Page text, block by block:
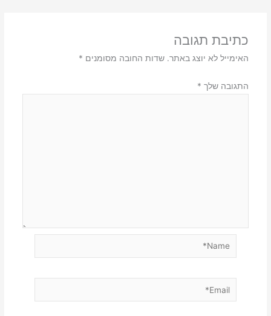
כתיבת תגובה
האימייל לא יוצג באתר. שדות החובה מסומנים *
התגובה שלך *
Email*